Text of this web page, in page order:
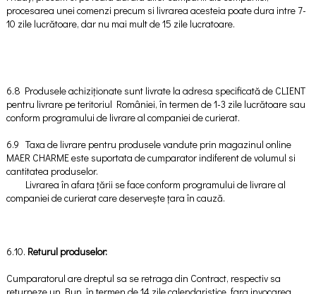
procesarea unei comenzi precum si livrarea acesteia poate dura intre 7-
10 zile lucrătoare, dar nu mai mult de 15 zile lucratoare.
6.8 Produsele achiziționate sunt livrate la adresa specificată de CLIENT
pentru livrare pe teritoriul României, în termen de 1-3 zile lucrătoare sau
conform programului de livrare al companiei de curierat.
6.9 Taxa de livrare pentru produsele vandute prin magazinul online
MAER CHARME este suportata de cumparator indiferent de volumul si
cantitatea produselor.
Livrarea în afara țării se face conform programului de livrare al
companiei de curierat care deservește țara în cauză.
6.10. Returul produselor:
Cumparatorul are dreptul sa se retraga din Contract, respectiv sa
returneze un Bun, în termen de 14 zile calendaristice, fara invocarea